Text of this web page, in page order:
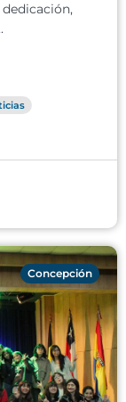
Concepción